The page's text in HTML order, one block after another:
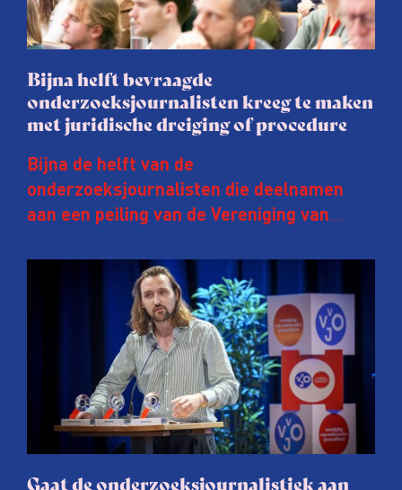
Bijna helft bevraagde
onderzoeksjournalisten kreeg te maken
met juridische dreiging of procedure
Bijna de helft van de
onderzoeksjournalisten die deelnamen
aan een peiling van de Vereniging van
afgelopen twee jaar te maken met
juridische dreiging of een juridische
procedure rond het eigen werk. Dat kost
journalisten tijd, ook ervaren zij stress en
soms worden publicaties aangepast of
gaat de hele publicatie zelfs niet door.
Gaat de onderzoeksjournalistiek aan